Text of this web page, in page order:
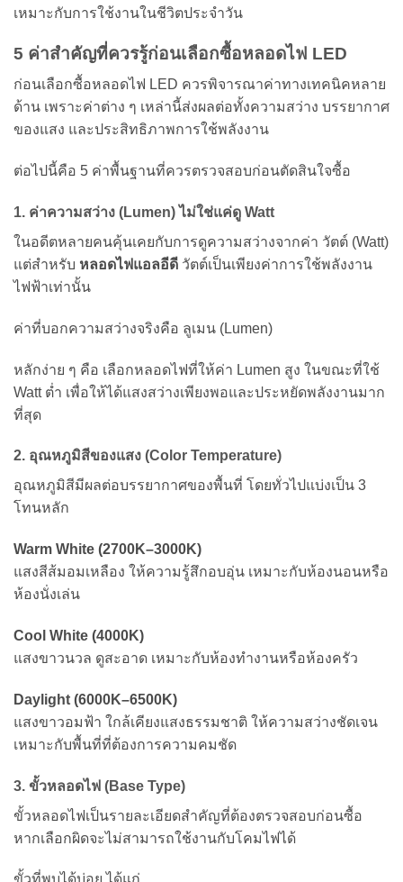
เหมาะกับการใช้งานในชีวิตประจำวัน
5 ค่าสำคัญที่ควรรู้ก่อนเลือกซื้อหลอดไฟ LED
ก่อนเลือกซื้อหลอดไฟ LED ควรพิจารณาค่าทางเทคนิคหลาย
ด้าน เพราะค่าต่าง ๆ เหล่านี้ส่งผลต่อทั้งความสว่าง บรรยากาศ
ของแสง และประสิทธิภาพการใช้พลังงาน
ต่อไปนี้คือ 5 ค่าพื้นฐานที่ควรตรวจสอบก่อนตัดสินใจซื้อ
1. ค่าความสว่าง (Lumen) ไม่ใช่แค่ดู Watt
ในอดีตหลายคนคุ้นเคยกับการดูความสว่างจากค่า วัตต์ (Watt)
แต่สำหรับ หลอดไฟแอลอีดี วัตต์เป็นเพียงค่าการใช้พลังงาน
ไฟฟ้าเท่านั้น
ค่าที่บอกความสว่างจริงคือ ลูเมน (Lumen)
หลักง่าย ๆ คือ เลือกหลอดไฟที่ให้ค่า Lumen สูง ในขณะที่ใช้
Watt ต่ำ เพื่อให้ได้แสงสว่างเพียงพอและประหยัดพลังงานมาก
ที่สุด
2. อุณหภูมิสีของแสง (Color Temperature)
อุณหภูมิสีมีผลต่อบรรยากาศของพื้นที่ โดยทั่วไปแบ่งเป็น 3
โทนหลัก
Warm White (2700K–3000K)
แสงสีส้มอมเหลือง ให้ความรู้สึกอบอุ่น เหมาะกับห้องนอนหรือ
ห้องนั่งเล่น
Cool White (4000K)
แสงขาวนวล ดูสะอาด เหมาะกับห้องทำงานหรือห้องครัว
Daylight (6000K–6500K)
แสงขาวอมฟ้า ใกล้เคียงแสงธรรมชาติ ให้ความสว่างชัดเจน
เหมาะกับพื้นที่ที่ต้องการความคมชัด
3. ขั้วหลอดไฟ (Base Type)
ขั้วหลอดไฟเป็นรายละเอียดสำคัญที่ต้องตรวจสอบก่อนซื้อ
หากเลือกผิดจะไม่สามารถใช้งานกับโคมไฟได้